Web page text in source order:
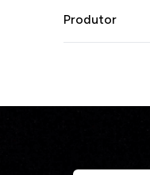
Produtor